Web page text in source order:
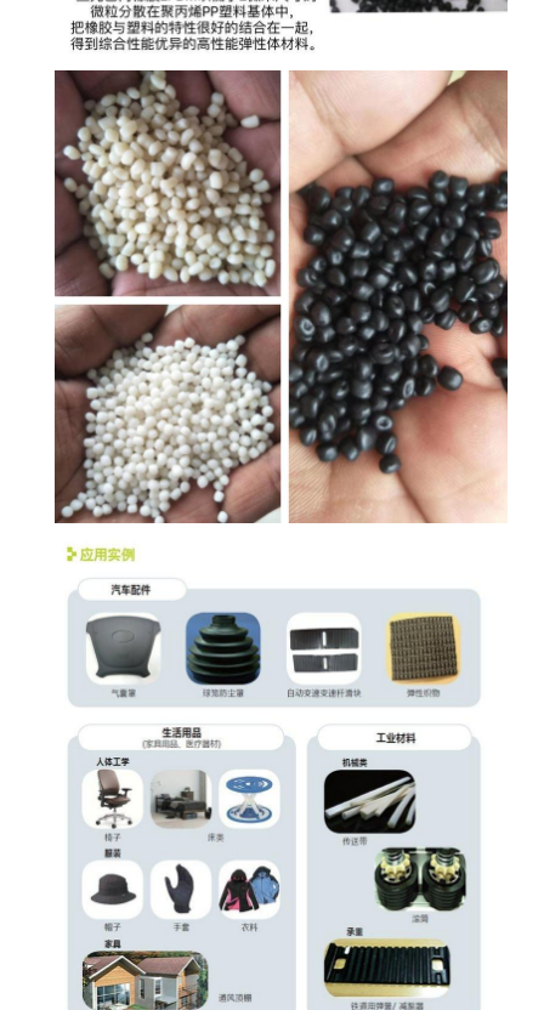
阻燃性能
FLAMMABILITYForprene® 6E1001A75
UNIT
测试方法
TEST METHOD
极限氧指数
Extreme oxygen index24%ASTM D2863
阻燃等级(1.60 mm)
Flame retardant levelV-0 UL 94
阻燃等级(3.20 mm)
Flame retardant levelV-0 UL 94